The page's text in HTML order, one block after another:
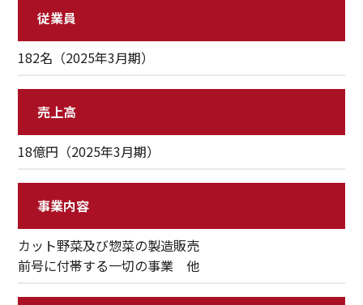
従業員
182名（2025年3月期）
売上高
18億円（2025年3月期）
事業内容
カット野菜及び惣菜の製造販売
前号に付帯する一切の事業 他